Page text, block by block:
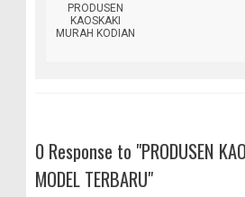
PRODUSEN
KAOSKAKI
MURAH KODIAN
0 Response to "PRODUSEN
MODEL TERBARU"